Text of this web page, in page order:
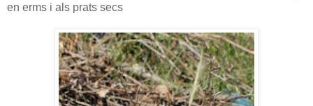
en erms i als prats secs